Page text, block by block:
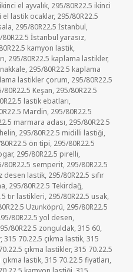
el ayvalık, 295/80R22.5 ikinci
el lastik ocaklar, 295/80R22.5
, 295/80R22.5 İstanbul,
80R22.5 İstanbul yarasız,
kamyon lastik,
, 295/80R22.5 kaplama lastikler,
, 295/80R22.5 kaplama
lastikler çorum, 295/80R22.5
80R22.5 Keşan, 295/80R22.5
lastik ebatları,
Mardin, 295/80R22.5
marmara adası, 295/80R22.5
, 295/80R22.5 midilli lastiği,
ön tipi, 295/80R22.5
, 295/80R22.5 pirelli,
80R22.5 semperit, 295/80R22.5
desen lastik, 295/80R22.5 sıfır
, 295/80R22.5 Tekirdağ,
tır lastikleri, 295/80R22.5 usak,
Uzunköprü, 295/80R22.5
80R22.5 yol desen,
80R22.5 zonguldak,315 60,
,315 70.22.5 çıkma lastik,315
çıkma lastikler,315 70.22.5
lastik,315 70.22.5 fiyatları,